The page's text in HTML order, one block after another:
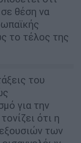
το τέλος της
για την
ότι η
των
του